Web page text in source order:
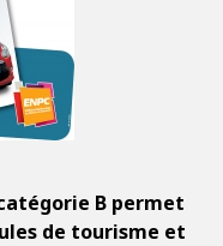
B permet
de tourisme et